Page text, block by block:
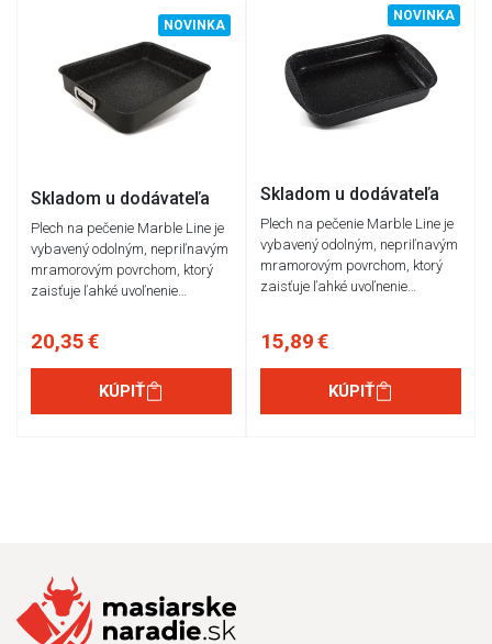
NOVINKA
Skladom u dodávateľa
Plech na pečenie Marble Line je
vybavený odolným, nepriľnavým
mramorovým povrchom, ktorý
zaisťuje ľahké uvoľnenie…
20,35 €
KÚPIŤ
NOVINKA
Skladom u dodávateľa
Plech na pečenie Marble Line je
vybavený odolným, nepriľnavým
mramorovým povrchom, ktorý
zaisťuje ľahké uvoľnenie…
15,89 €
KÚPIŤ